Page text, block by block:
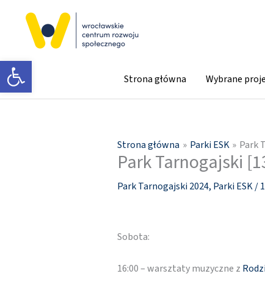
Otwórz pasek narzędzi Strona główna Wybrane
Strona główna Parki ESK Park
Park Tarnogajski
Park Tarnogajski 2024, Parki ESK/
Sobota:
16:00 – warsztaty muzyczne z